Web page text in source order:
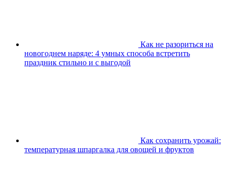
Как не разориться на
новогоднем наряде: 4 умных способа встретить
праздник стильно и с выгодой
Как сохранить урожай:
температурная шпаргалка для овощей и фруктов